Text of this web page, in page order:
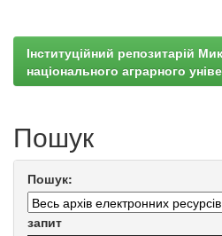
Інституційний репозитарій
національного аграрного
Пошук
Пошук:
запит